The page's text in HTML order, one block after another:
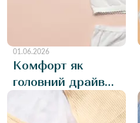
01.06.2026
Комфорт як
головний драйвер
продажів: чому
комплект топ з